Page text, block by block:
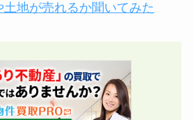
地が売れるか聞いてみた